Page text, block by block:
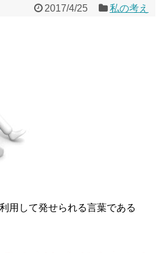
2017/4/25 私の考え
用して発せられる言葉である